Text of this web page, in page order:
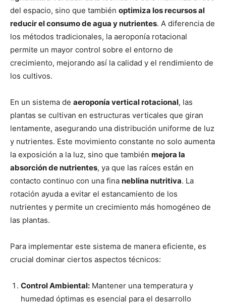
del espacio, sino que también optimiza los recursos al
reducir el consumo de agua y nutrientes. A diferencia de
los métodos tradicionales, la aeroponía rotacional
permite un mayor control sobre el entorno de
crecimiento, mejorando así la calidad y el rendimiento de
los cultivos.
En un sistema de aeroponía vertical rotacional, las
plantas se cultivan en estructuras verticales que giran
lentamente, asegurando una distribución uniforme de luz
y nutrientes. Este movimiento constante no solo aumenta
la exposición a la luz, sino que también mejora la
absorción de nutrientes, ya que las raíces están en
contacto continuo con una fina neblina nutritiva. La
rotación ayuda a evitar el estancamiento de los
nutrientes y permite un crecimiento más homogéneo de
las plantas.
Para implementar este sistema de manera eficiente, es
crucial dominar ciertos aspectos técnicos:
Control Ambiental: Mantener una temperatura y
humedad óptimas es esencial para el desarrollo